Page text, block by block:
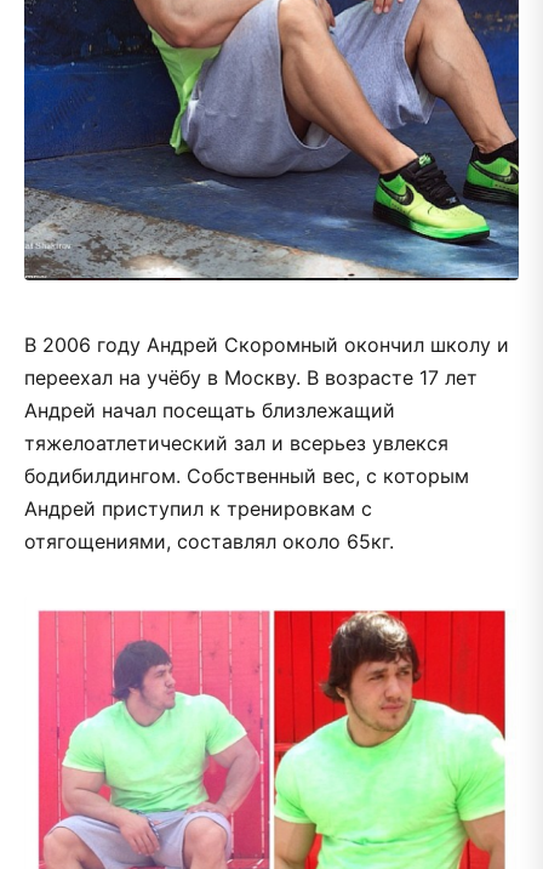
В 2006 году Андрей Скоромный окончил школу и
переехал на учёбу в Москву. В возрасте 17 лет
Андрей начал посещать близлежащий
тяжелоатлетический зал и всерьез увлекся
бодибилдингом. Собственный вес, с которым
Андрей приступил к тренировкам с
отягощениями, составлял около 65кг.